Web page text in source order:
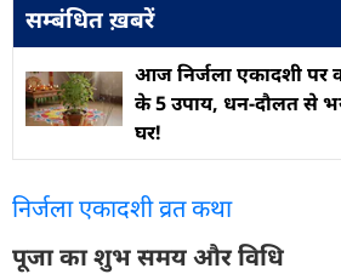
सम्बंधित ख़बरें
आज निर्जला एकादशी पर
के 5 उपाय, धन-दौलत से
घर!
निर्जला एकादशी व्रत कथा
पूजा का शुभ समय और विधि